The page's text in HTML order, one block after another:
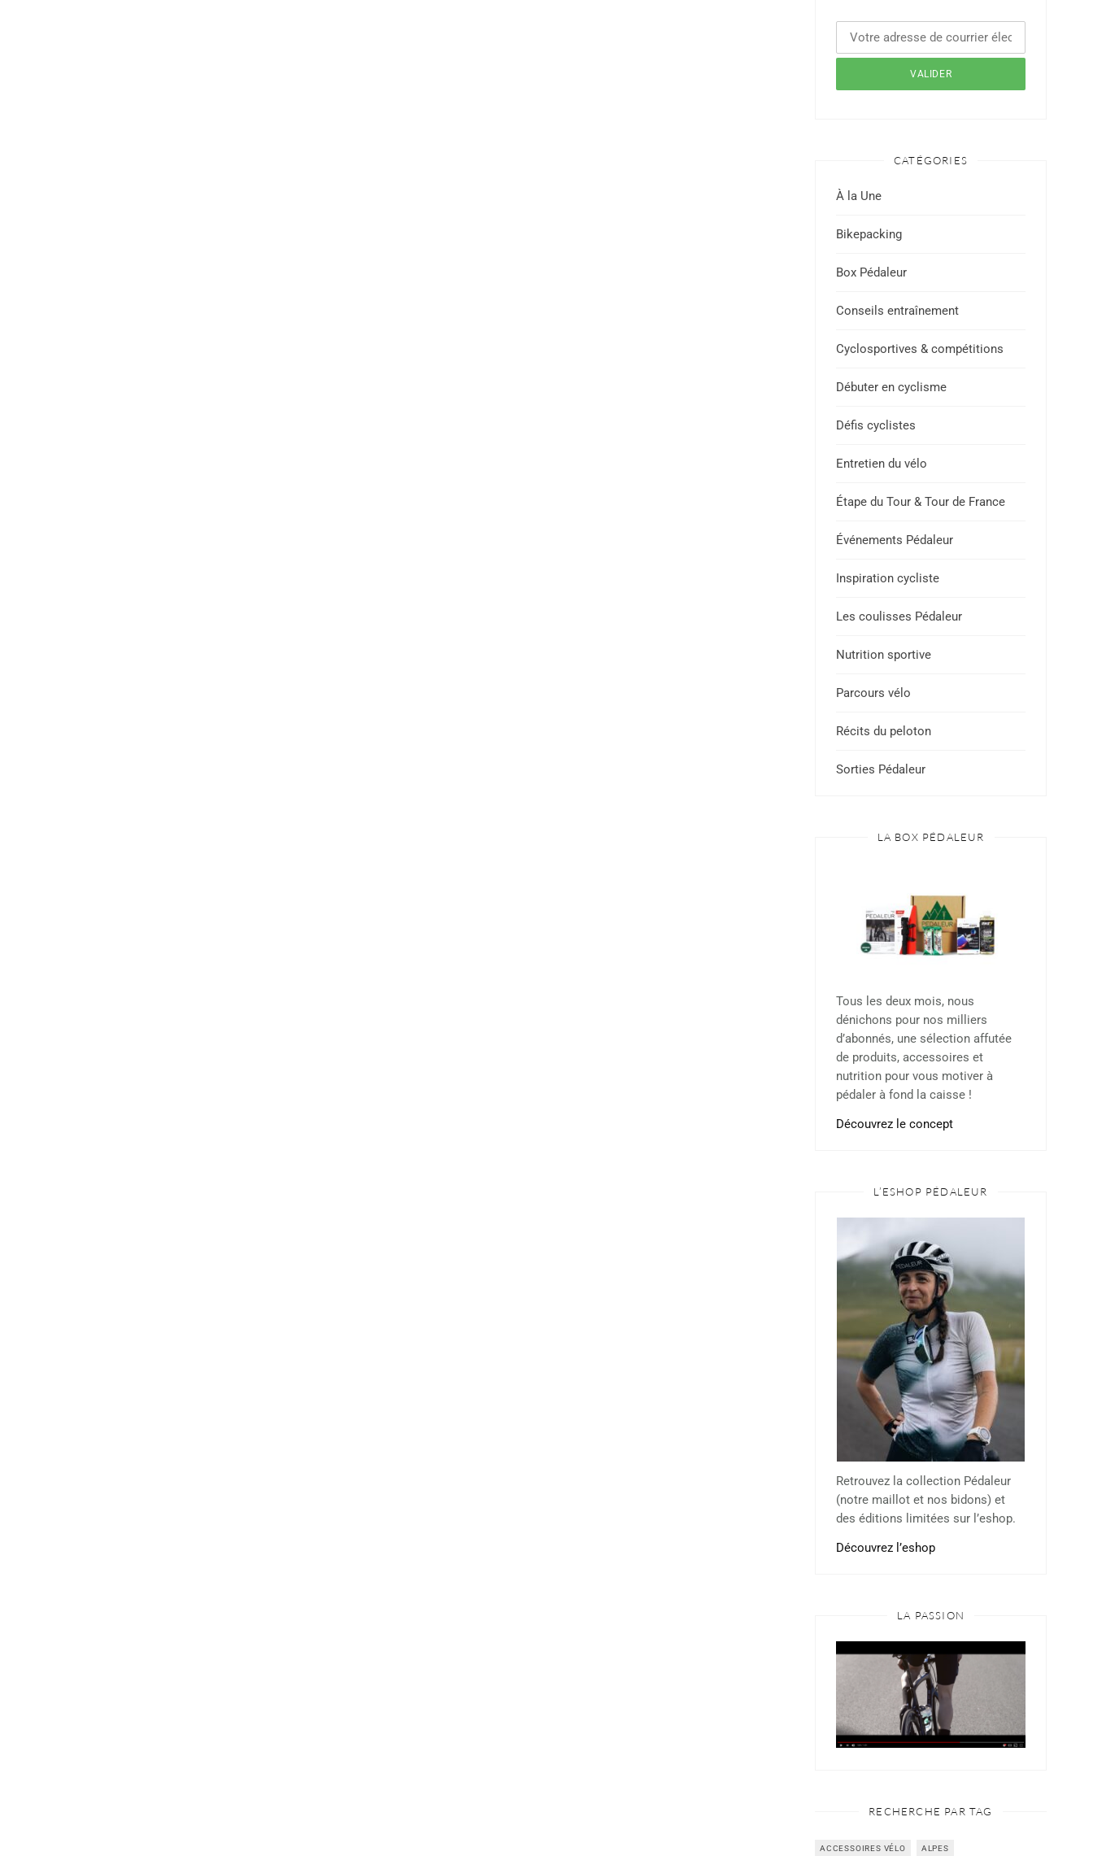
CATÉGORIES
À la Une
Bikepacking
Box Pédaleur
Conseils entraînement
Cyclosportives & compétitions
Débuter en cyclisme
Défis cyclistes
Entretien du vélo
Étape du Tour & Tour de France
Événements Pédaleur
Inspiration cycliste
Les coulisses Pédaleur
Nutrition sportive
Parcours vélo
Récits du peloton
Sorties Pédaleur
LA BOX PÉDALEUR
Tous les deux mois, nous
dénichons pour nos milliers
d’abonnés, une sélection affutée
de produits, accessoires et
nutrition pour vous motiver à
pédaler à fond la caisse !
Découvrez le concept
L’ESHOP PÉDALEUR
Retrouvez la collection Pédaleur
(notre maillot et nos bidons) et
des éditions limitées sur l’eshop.
Découvrez l’eshop
LA PASSION
RECHERCHE PAR TAG
ACCESSOIRES VÉLO ALPES